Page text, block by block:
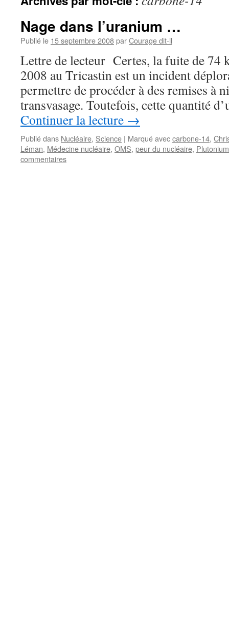
Nage dans l’uranium …
Publié le 15 septembre 2008parCourage dit-il
Lettre de lecteur Certes, la fuite de 74
2008 au Tricastin est un incident
permettre de procéder à des remises à
transvasage. Toutefois, cette quantité
Continuer la lecture →
Publié dans Nucléaire, Science | Marqué aveccarbone-14,
Léman, Médecine nucléaire, OMS, peur du nucléaire, Plutonium
commentaires